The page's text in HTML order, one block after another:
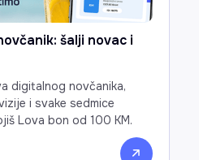
šalji novac i
digitalnog novčanika,
i svake sedmice
Lova bon od 100 KM.